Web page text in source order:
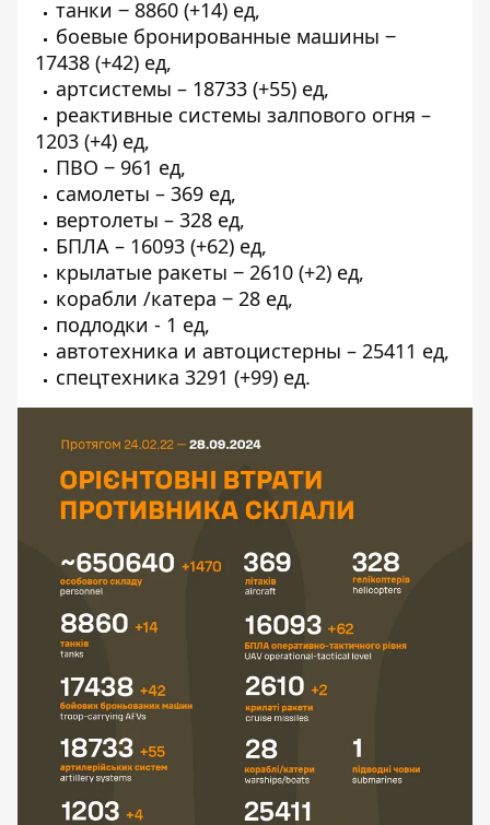
танки ‒ 8860 (+14) ед,
боевые бронированные машины ‒
17438 (+42) ед,
артсистемы – 18733 (+55) ед,
реактивные системы залпового огня –
1203 (+4) ед,
ПВО ‒ 961 ед,
самолеты – 369 ед,
вертолеты – 328 ед,
БПЛА – 16093 (+62) ед,
крылатые ракеты ‒ 2610 (+2) ед,
корабли /катера ‒ 28 ед,
подлодки - 1 ед,
автотехника и автоцистерны – 25411 ед,
спецтехника 3291 (+99) ед.